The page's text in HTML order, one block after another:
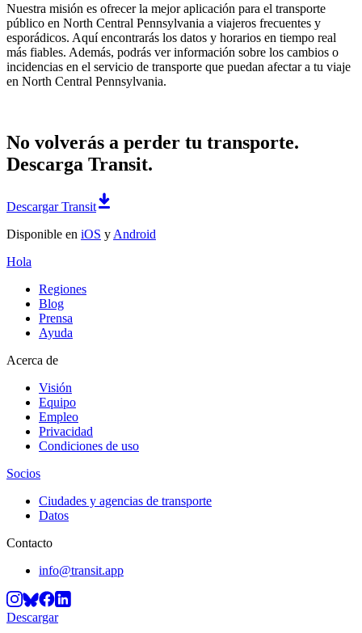
Nuestra misión es ofrecer la mejor aplicación para el transporte
público en North Central Pennsylvania a viajeros frecuentes y
esporádicos. Aquí encontrarás los datos y horarios en tiempo real
más fiables. Además, podrás ver información sobre los cambios o
incidencias en el servicio de transporte que puedan afectar a tu viaje
en North Central Pennsylvania.
No volverás a perder tu transporte.
Descarga Transit.
Descargar Transit
Disponible en iOS y Android
Hola
Regiones
Blog
Prensa
Ayuda
Acerca de
Visión
Equipo
Empleo
Privacidad
Condiciones de uso
Socios
Ciudades y agencias de transporte
Datos
Contacto
info@transit.app
Descargar